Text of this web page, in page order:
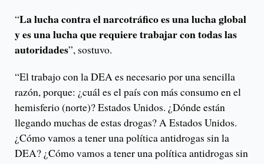
“La lucha contra el narcotráfico es una lucha global
y es una lucha que requiere trabajar con todas las
autoridades”, sostuvo.
“El trabajo con la DEA es necesario por una sencilla
razón, porque: ¿cuál es el país con más consumo en el
hemisferio (norte)? Estados Unidos. ¿Dónde están
llegando muchas de estas drogas? A Estados Unidos.
¿Cómo vamos a tener una política antidrogas sin la
DEA? ¿Cómo vamos a tener una política antidrogas sin